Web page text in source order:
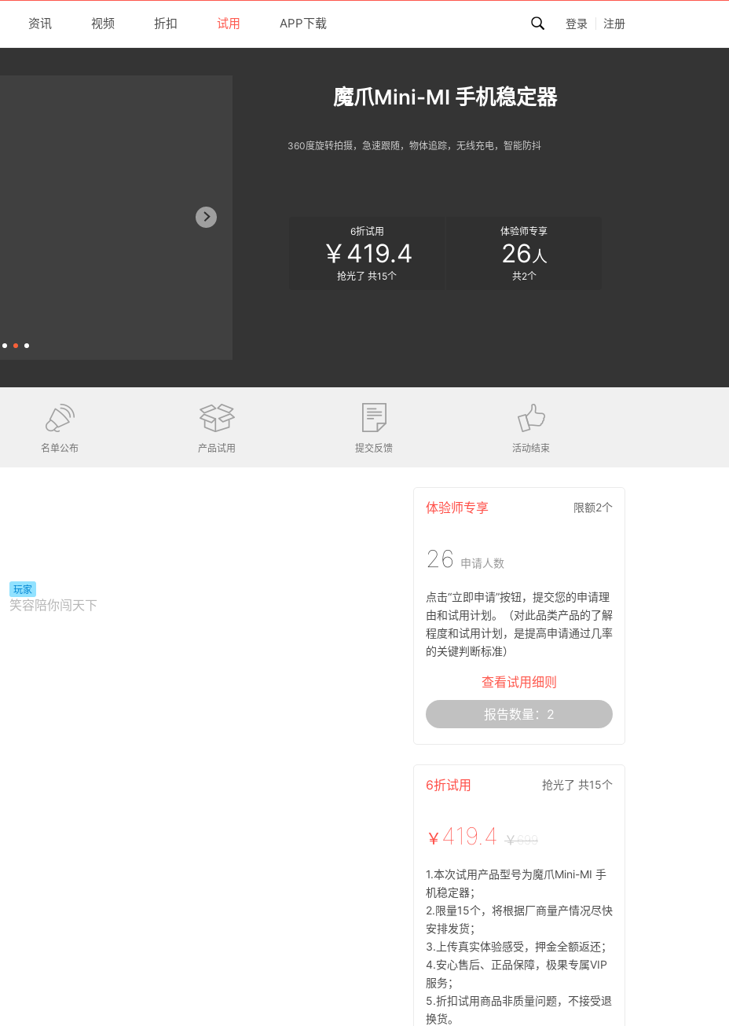
资讯 视频 折扣 试用 APP下载 登录 注册
魔爪Mini-MI 手机稳定器
360度旋转拍摄，急速跟随，物体追踪，无线充电，智能防抖
6折试用
￥419.4
抢光了 共15个
体验师专享
26人
共2个
名单公布 产品试用 提交反馈 活动结束
玩家
笑容陪你闯天下
体验师专享 限额2个
26 申请人数
点击“立即申请”按钮，提交您的申请理
由和试用计划。（对此品类产品的了解
程度和试用计划，是提高申请通过几率
的关键判断标准）
查看试用细则
报告数量：2
6折试用 抢光了 共15个
￥ 419.4 ￥699
1.本次试用产品型号为魔爪Mini-MI 手
机稳定器；
2.限量15个，将根据厂商量产情况尽快
安排发货；
3.上传真实体验感受，押金全额返还；
4.安心售后、正品保障，极果专属VIP
服务；
5.折扣试用商品非质量问题，不接受退
换货。